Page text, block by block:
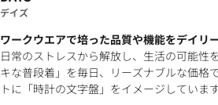
デイズ
ワークウエアで培った品質や機能をデイリ
日常のストレスから解放し、生活の可能性
キな普段着」を毎日、リーズナブルな価格
トに「時計の文字盤」をイメージしていま